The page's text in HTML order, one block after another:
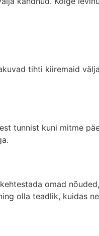
tihti kiiremaid
tunnist kuni mitme
omad
olla teadlik, kuidas